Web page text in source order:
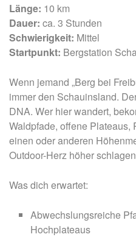
Länge: 10 km
Dauer: ca. 3 Stunden
Schwierigkeit: Mittel
Startpunkt: Bergstation
Wenn jemand „Berg bei
immer den Schauinsland.
DNA. Wer hier wandert,
Waldpfade, offene Plateaus,
einen oder anderen
Outdoor-Herz höher
Was dich erwartet:
Abwechslungsreiche
Hochplateaus